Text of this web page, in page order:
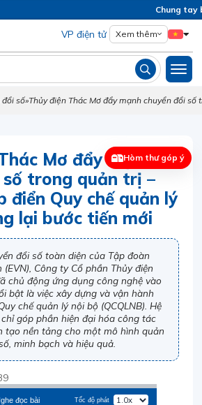
Chung tay
VP điện tử Xem thêm
đổi số»Thủy điện Thác Mơ đẩy mạnh chuyển đổi
Mơ đẩy mạnh
số trong quản trị –
điển Quy chế quản lý
lại bước tiến mới
đổi số toàn diện của Tập đoàn
Công ty Cổ phần Thủy điện
chủ động ứng dụng công nghệ vào
bật là việc xây dựng và vận hành
chế quản lý nội bộ (QCQLNB). Hệ
góp phần hiện đại hóa công tác
tạo nền tảng cho một mô hình quản
minh bạch và hiệu quả.
đọc bài Tốc độ phát
Hòm thư góp ý